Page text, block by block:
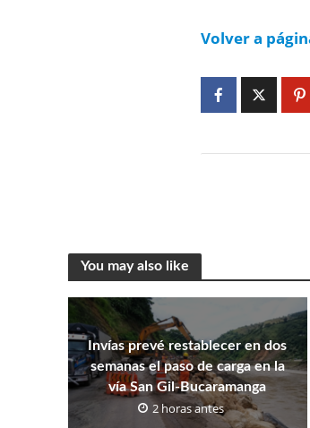
Volver a
You may also like
Invías prevé restablecer en dos
semanas el paso de carga en la
vía San Gil-Bucaramanga
2 horas antes